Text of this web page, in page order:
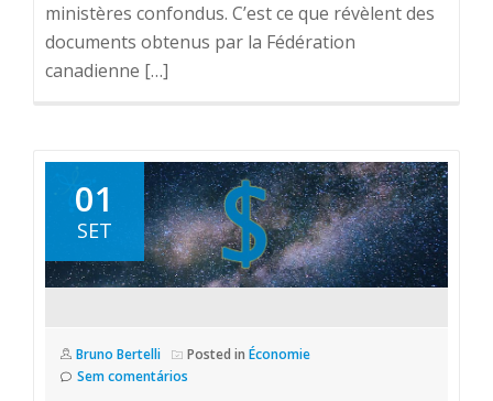
ministères confondus. C’est ce que révèlent des
documents obtenus par la Fédération
canadienne […]
01
SET
Bruno Bertelli Posted in Économie
Sem comentários